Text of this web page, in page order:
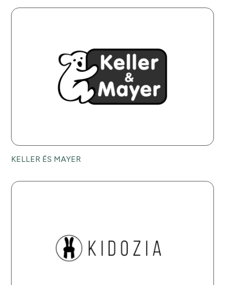
KELLER ÉS MAYER